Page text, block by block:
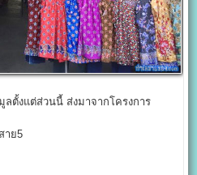
ลตั้งแต่ส่วนนี้ ส่งมาจากโครงการ
าย5